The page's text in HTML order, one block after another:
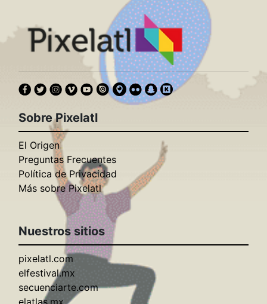
Sobre Pixelatl
El Origen
Preguntas Frecuentes
Política de Privacidad
Más sobre Pixelatl
Nuestros sitios
pixelatl.com
elfestival.mx
secuenciarte.com
elatlas.mx